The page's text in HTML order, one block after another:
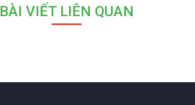
BÀI VIẾT LIÊN QUAN